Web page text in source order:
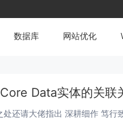
数据库 网站优化